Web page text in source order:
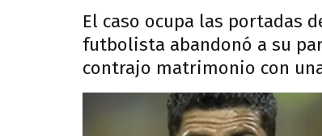
El caso ocupa las portadas
futbolista abandonó a su
contrajo matrimonio con